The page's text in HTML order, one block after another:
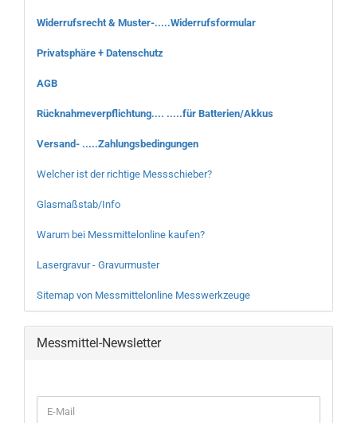
Widerrufsrecht & Muster-.....Widerrufsformular
Privatsphäre + Datenschutz
AGB
Rücknahmeverpflichtung.... .....für Batterien/Akkus
Versand- .....Zahlungsbedingungen
Welcher ist der richtige Messschieber?
Glasmaßstab/Info
Warum bei Messmittelonline kaufen?
Lasergravur - Gravurmuster
Sitemap von Messmittelonline Messwerkzeuge
Messmittel-Newsletter
ZUR
E-